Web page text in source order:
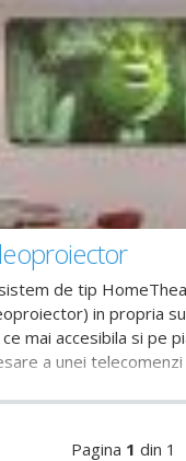
de tip
in propria
mai accesibila si pe
a unei
comparabile in
Pagina 1 din 1